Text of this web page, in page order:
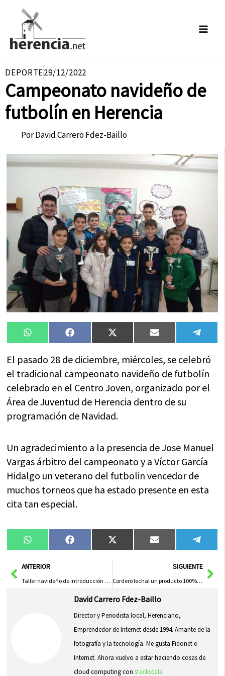
contenido
DEPORTE29/12/2022
Campeonato navideño de
futbolín en Herencia
PorDavid Carrero Fdez-Baillo
Compartir
en
WhatsAppCompartir
en
FacebookCompartir
en
X
(Twitter)
Compartir
en
Email
en
El pasado 28 de diciembre, miércoles, se celebró
el tradicional campeonato navideño de futbolín
celebrado en el Centro Joven, organizado por el
Área de Juventud de Herencia dentro de su
programación de Navidad.
Un agradecimiento a la presencia de Jose Manuel
Vargas árbitro del campeonato y a Víctor García
Hidalgo un veterano del futbolin vencedor de
muchos torneos que ha estado presente en esta
cita tan especial.
Compartir
en
WhatsAppCompartir
en
FacebookCompartir
en
X
(Twitter)
Compartir
en
Email
en
AntANTERIOR
Taller navideño de introducción al Lettering
SIGUIENTE
Cordero lechal un producto 100% herenciano para Navidad
David Carrero Fdez-Baillo
Director y Periodista local, Herenciano,
Emprendedor de Internet desde 1994. Amante de la
fotografía y la tecnología. Me gusta Fidonet e
Internet. Ahora vuelvo a estar haciendo cosas de
cloud computing con stackscale.